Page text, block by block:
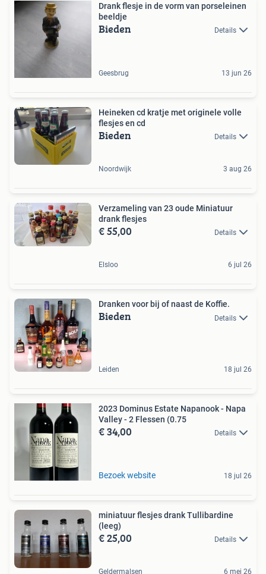
Drank flesje in de vorm van porseleinen
beeldje
Bieden Details
Geesbrug 13 jun 26
Heineken cd kratje met originele volle
flesjes en cd
Bieden Details
Noordwijk 3 aug 26
Verzameling van 23 oude Miniatuur
drank flesjes
€ 55,00 Details
Elsloo 6 jul 26
Dranken voor bij of naast de Koffie.
Bieden Details
Leiden 18 jul 26
2023 Dominus Estate Napanook - Napa
Valley - 2 Flessen (0.75
€ 34,00 Details
Bezoek website 18 jul 26
miniatuur flesjes drank Tullibardine
(leeg)
€ 25,00 Details
Geldermalsen 6 mei 26